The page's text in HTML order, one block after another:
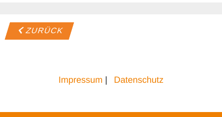
ZURÜCK
Impressum | Datenschutz